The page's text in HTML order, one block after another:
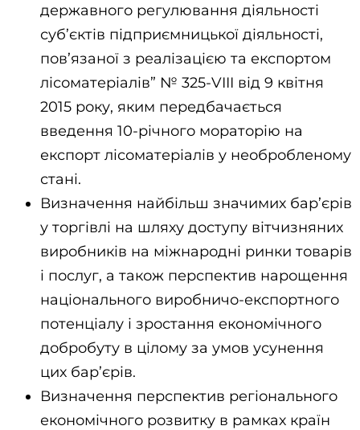
державного регулювання діяльності
суб’єктів підприємницької діяльності,
пов’язаної з реалізацією та експортом
лісоматеріалів” № 325-VIII від 9 квітня
2015 року, яким передбачається
введення 10-річного мораторію на
експорт лісоматеріалів у необробленому
стані.
Визначення найбільш значимих бар’єрів
у торгівлі на шляху доступу вітчизняних
виробників на міжнародні ринки товарів
і послуг, а також перспектив нарощення
національного виробничо-експортного
потенціалу і зростання економічного
добробуту в цілому за умов усунення
цих бар’єрів.
Визначення перспектив регіонального
економічного розвитку в рамках країн